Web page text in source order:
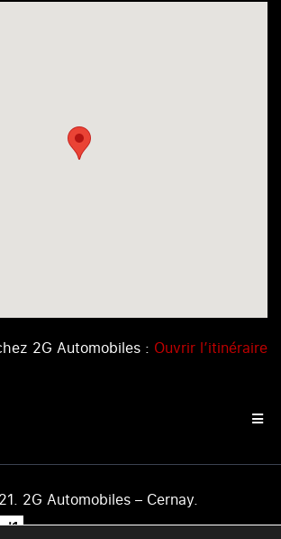
2G Automobiles : Ouvrir l’itinéraire
2G Automobiles – Cernay.